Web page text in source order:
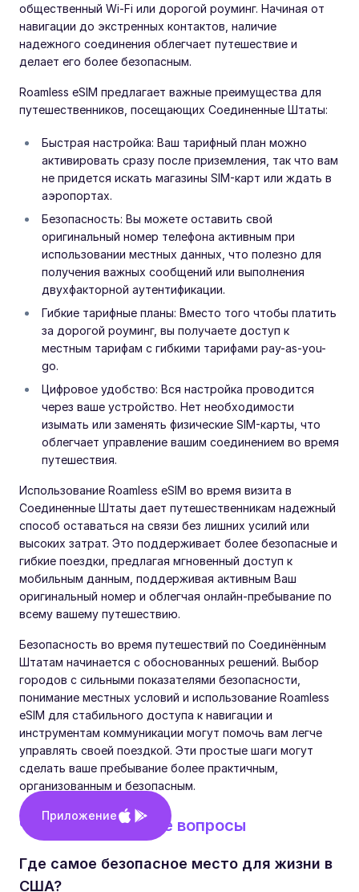
общественный Wi-Fi или дорогой роуминг. Начиная от
навигации до экстренных контактов, наличие
надежного соединения облегчает путешествие и
делает его более безопасным.
Roamless eSIM предлагает важные преимущества для
путешественников, посещающих Соединенные Штаты:
Быстрая настройка: Ваш тарифный план можно
активировать сразу после приземления, так что вам
не придется искать магазины SIM-карт или ждать в
аэропортах.
Безопасность: Вы можете оставить свой
оригинальный номер телефона активным при
использовании местных данных, что полезно для
получения важных сообщений или выполнения
двухфакторной аутентификации.
Гибкие тарифные планы: Вместо того чтобы платить
за дорогой роуминг, вы получаете доступ к
местным тарифам с гибкими тарифами pay-as-you-
go.
Цифровое удобство: Вся настройка проводится
через ваше устройство. Нет необходимости
изымать или заменять физические SIM-карты, что
облегчает управление вашим соединением во время
путешествия.
Использование Roamless eSIM во время визита в
Соединенные Штаты дает путешественникам надежный
способ оставаться на связи без лишних усилий или
высоких затрат. Это поддерживает более безопасные и
гибкие поездки, предлагая мгновенный доступ к
мобильным данным, поддерживая активным Ваш
оригинальный номер и облегчая онлайн-пребывание по
всему вашему путешествию.
Безопасность во время путешествий по Соединённым
Штатам начинается с обоснованных решений. Выбор
городов с сильными показателями безопасности,
понимание местных условий и использование Roamless
eSIM для стабильного доступа к навигации и
инструментам коммуникации могут помочь вам легче
управлять своей поездкой. Эти простые шаги могут
сделать ваше пребывание более практичным,
организованным и безопасным.
Часто задаваемые вопросы
Где самое безопасное место для жизни в
США?
Приложение